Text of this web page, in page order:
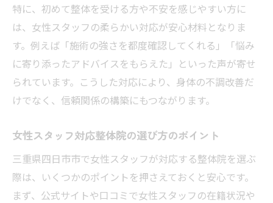
夫
女性スタッフならではの整体体験談を紹介
特に、初めて整体を受ける方や不安を感じやすい方に
は、女性スタッフの柔らかい対応が安心材料となりま
す。例えば「施術の強さを都度確認してくれる」「悩み
に寄り添ったアドバイスをもらえた」といった声が寄せ
られています。こうした対応により、身体の不調改善だ
けでなく、信頼関係の構築にもつながります。
女性スタッフ対応整体院の選び方のポイント
三重県四日市市で女性スタッフが対応する整体院を選ぶ
際は、いくつかのポイントを押さえておくと安心です。
まず、公式サイトや口コミで女性スタッフの在籍状況や